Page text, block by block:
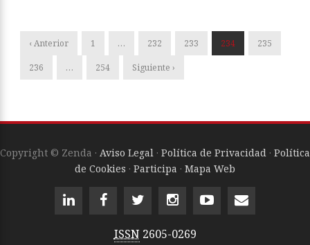
‹ Anterior 1 … 232 233 234 235
236 … 254 Siguiente ›
Copyright © Zenda · Aviso Legal · Política de Privacidad · Política
de Cookies · Participa · Mapa Web
ISSN 2605-0269